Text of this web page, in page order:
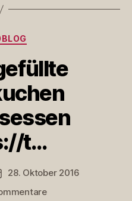
t…
28. Oktober 2016
zu